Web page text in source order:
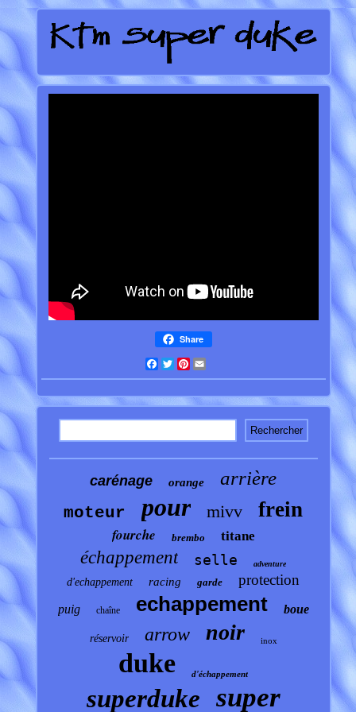
Share
Facebook
TwitterPinterest
carénage orange arrière
moteur pour mivv frein
fourche brembo titane
échappement selle adventure
d'echappement racing garde protection
puig chaîne echappement boue
réservoir arrow noir inox
duke d'échappement
superduke super